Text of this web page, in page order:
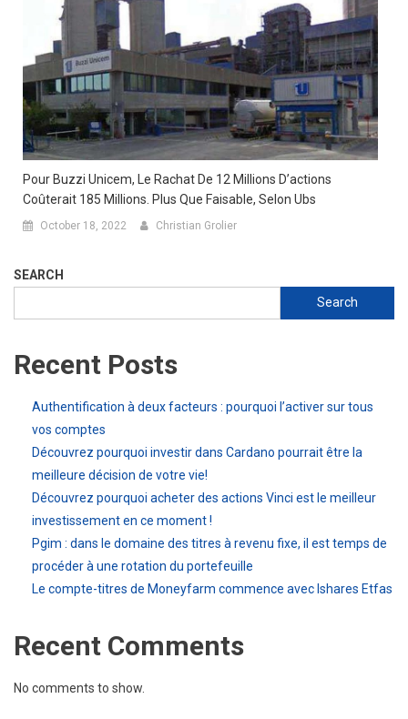
Pour Buzzi Unicem, Le Rachat De 12 Millions D’actions
Coûterait 185 Millions. Plus Que Faisable, Selon Ubs
October 18, 2022 Christian Grolier
SEARCH
Search
Recent Posts
Authentification à deux facteurs : pourquoi l’activer sur tous
vos comptes
Découvrez pourquoi investir dans Cardano pourrait être la
meilleure décision de votre vie!
Découvrez pourquoi acheter des actions Vinci est le meilleur
investissement en ce moment !
Pgim : dans le domaine des titres à revenu fixe, il est temps de
procéder à une rotation du portefeuille
Le compte-titres de Moneyfarm commence avec Ishares Etfas
Recent Comments
No comments to show.